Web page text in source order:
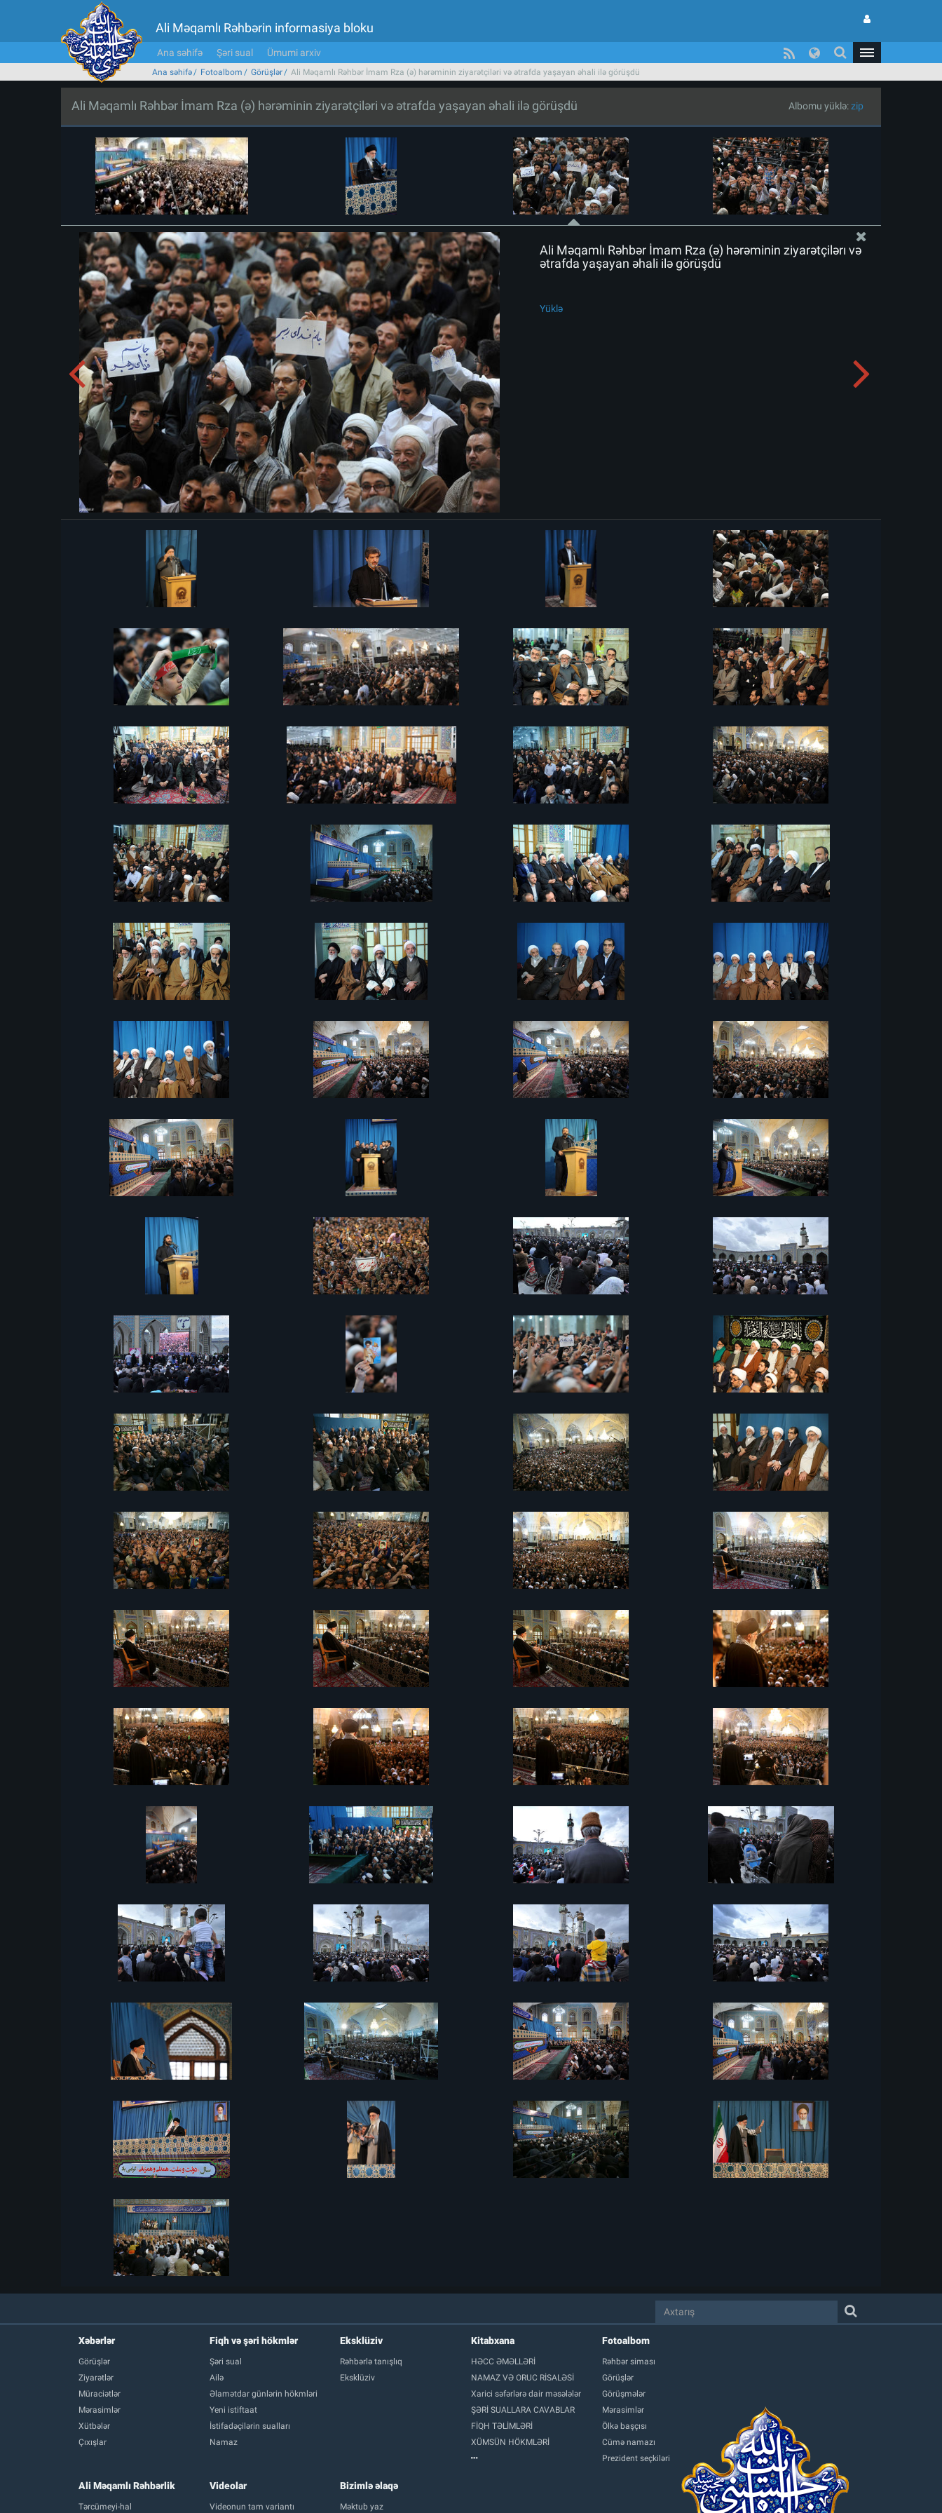
Ali Məqamlı Rəhbərin informasiya bloku
Ana səhifə Şəri sual Ümumi arxiv
Ana səhifə Fotoalbom Görüşlər Ali Məqamlı Rəhbər İmam Rza (ə) hərəminin ziyarətçiləri və ətrafda yaşayan əhali ilə görüşdü
Ali Məqamlı Rəhbər İmam Rza (ə) hərəminin ziyarətçiləri və ətrafda yaşayan əhali ilə görüşdü Albomu yüklə:zip
Ali Məqamlı Rəhbər İmam Rza (ə) hərəminin ziyarətçiləri və
ətrafda yaşayan əhali ilə görüşdü
Yüklə
Xəbərlər
Görüşlər
Ziyarətlər
Müraciətlər
Mərasimlər
Xütbələr
Çıxışlar
Fiqh və şəri hökmlər
Şəri sual
Ailə
Əlamətdar günlərin hökmləri
Yeni istiftaat
İstifadəçilərin sualları
Namaz
Eksklüziv
Rəhbərlə tanışlıq
Eksklüziv
Kitabxana
HƏCC ƏMƏLLƏRİ
NAMAZ VƏ ORUC RİSALƏSİ
Xarici səfərlərə dair məsələlər
ŞƏRİ SUALLARA CAVABLAR
FİQH TƏLİMLƏRİ
XÜMSÜN HÖKMLƏRİ
Fotoalbom
Rəhbər siması
Görüşlər
Görüşmələr
Mərasimlər
Ölkə başçısı
Cümə namazı
Prezident seçkiləri
Ali Məqamlı Rəhbərlik
Tərcümeyi-hal
Videolar
Videonun tam variantı
Bizimlə əlaqə
Məktub yaz